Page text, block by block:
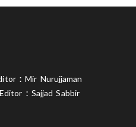
: Mir Nurujjaman
: Sajjad Sabbir